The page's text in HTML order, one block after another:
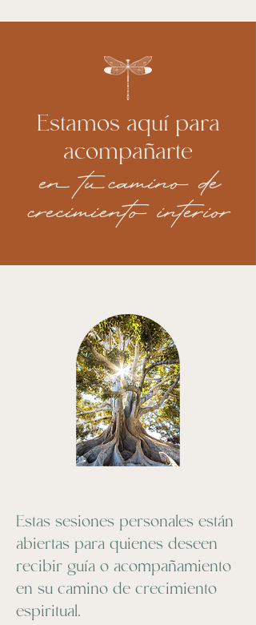
Estamos aquí para
acompañarte
en tu camino de
crecimiento interior
Estas sesiones personales están
abiertas para quienes deseen
recibir guía o acompañamiento
en su camino de crecimiento
espiritual.